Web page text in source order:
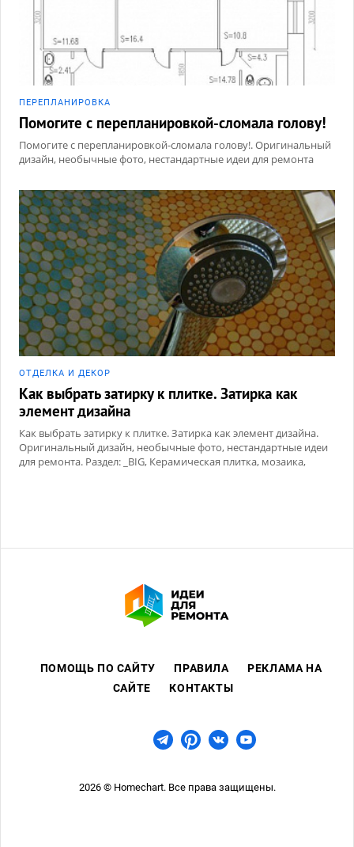
ПЕРЕПЛАНИРОВКА
Помогите с перепланировкой-сломала голову!
Помогите с перепланировкой-сломала голову!. Оригинальный
дизайн, необычные фото, нестандартные идеи для ремонта
ОТДЕЛКА И ДЕКОР
Как выбрать затирку к плитке. Затирка как
элемент дизайна
Как выбрать затирку к плитке. Затирка как элемент дизайна.
Оригинальный дизайн, необычные фото, нестандартные идеи
для ремонта. Раздел: _BIG, Керамическая плитка, мозаика,
ПОМОЩЬ ПО САЙТУ ПРАВИЛА
РЕКЛАМА НА
САЙТЕ
КОНТАКТЫ
2026 © Homechart. Все права защищены.